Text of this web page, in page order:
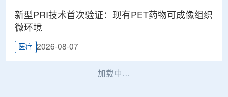
新型PRI技术首次验证：现有PET药物可成像组织
微环境
医疗 2026-08-07